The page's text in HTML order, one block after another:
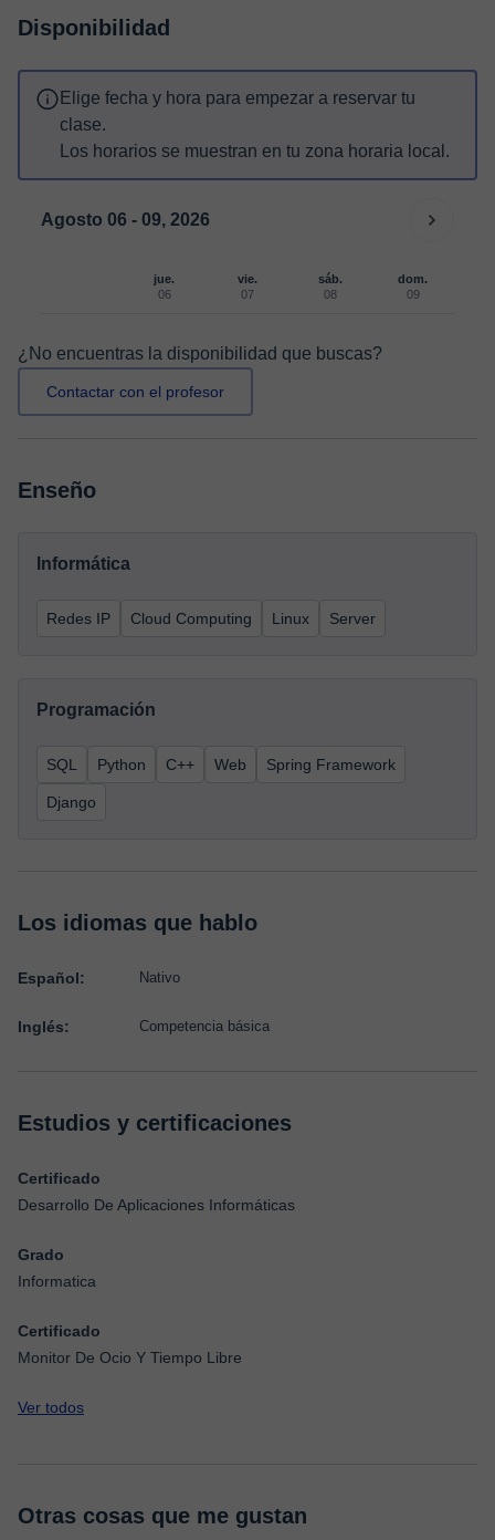
Disponibilidad
Elige fecha y hora para empezar a reservar tu
clase.
Los horarios se muestran en tu zona horaria local.
Agosto 06 - 09, 2026
jue.
06
vie.
07
sáb.
08
dom.
09
¿No encuentras la disponibilidad que buscas?
Contactar con el profesor
Enseño
Informática
Redes IP Cloud Computing Linux Server
Programación
SQL Python C++ Web Spring Framework
Django
Los idiomas que hablo
Español: Nativo
Inglés: Competencia básica
Estudios y certificaciones
Certificado
Desarrollo De Aplicaciones Informáticas
Grado
Informatica
Certificado
Monitor De Ocio Y Tiempo Libre
Ver todos
Otras cosas que me gustan